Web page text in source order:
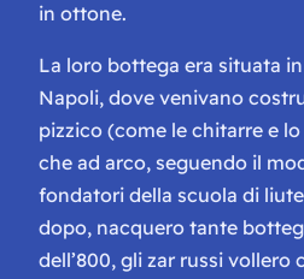
in ottone.
La loro bottega era situata in
Napoli, dove venivano
pizzico (come le chitarre e
che ad arco, seguendo il
fondatori della scuola di
dopo, nacquero tante
dell’800, gli zar russi vollero